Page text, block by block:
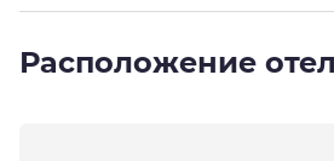
Расположение